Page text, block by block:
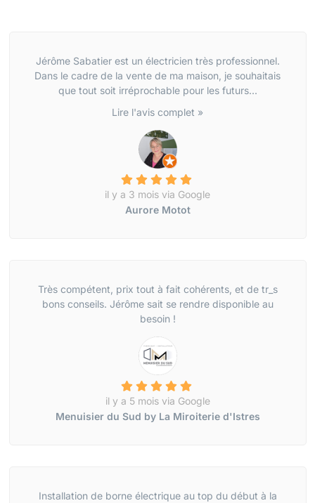
Jérôme Sabatier est un électricien très professionnel.
Dans le cadre de la vente de ma maison, je souhaitais
que tout soit irréprochable pour les futurs...
Lire l'avis complet »
il y a 3 mois via Google
Aurore Motot
Très compétent, prix tout à fait cohérents, et de tr_s
bons conseils. Jérôme sait se rendre disponible au
besoin !
il y a 5 mois via Google
Menuisier du Sud by La Miroiterie d'Istres
Installation de borne électrique au top du début à la